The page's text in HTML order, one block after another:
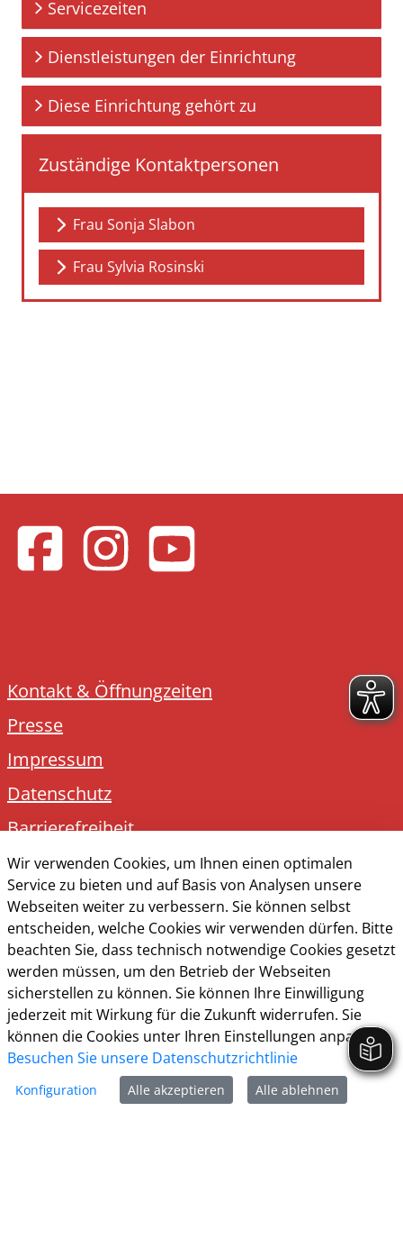
Servicezeiten
Dienstleistungen der Einrichtung
Diese Einrichtung gehört zu
Zuständige Kontaktpersonen
Frau Sonja Slabon
Frau Sylvia Rosinski
Kontakt & Öffnungzeiten
Presse
Impressum
Datenschutz
Barrierefreiheit
Cookie-Richtlinie
Kreisstadt Unna
Rathausplatz 1
59423 Unna
Tel:02303 - 1030
E-Mail:post@stadt-unna.de
Wir verwenden Cookies, um Ihnen einen optimalen
Service zu bieten und auf Basis von Analysen unsere
Webseiten weiter zu verbessern. Sie können selbst
entscheiden, welche Cookies wir verwenden dürfen. Bitte
beachten Sie, dass technisch notwendige Cookies gesetzt
werden müssen, um den Betrieb der Webseiten
sicherstellen zu können. Sie können Ihre Einwilligung
jederzeit mit Wirkung für die Zukunft widerrufen. Sie
können die Cookies unter Ihren Einstellungen anpassen
Besuchen Sie unsere Datenschutzrichtlinie
Konfiguration Alle akzeptieren Alle ablehnen